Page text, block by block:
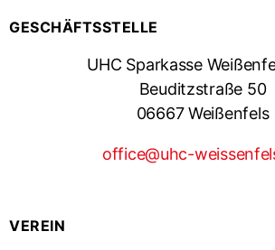
GESCHÄFTSSTELLE
UHC Sparkasse
Beuditzstraße 50
06667 Weißenfels
office@uhc-
VEREIN